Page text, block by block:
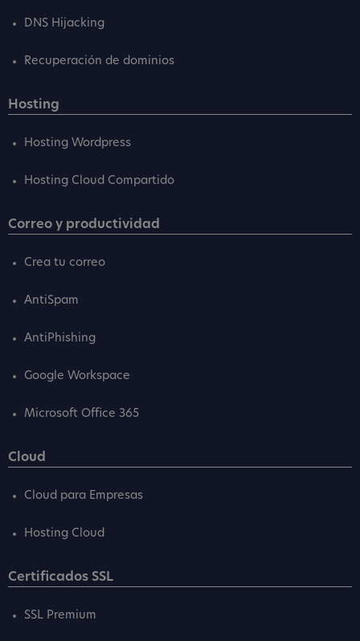
DNS Hijacking
Recuperación de dominios
Hosting
Hosting Wordpress
Hosting Cloud Compartido
Correo y productividad
Crea tu correo
AntiSpam
AntiPhishing
Google Workspace
Microsoft Office 365
Cloud
Cloud para Empresas
Hosting Cloud
Certificados SSL
SSL Premium